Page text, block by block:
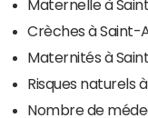
Maternelle à
Crèches à
Maternités à
Risques naturels
Nombre de